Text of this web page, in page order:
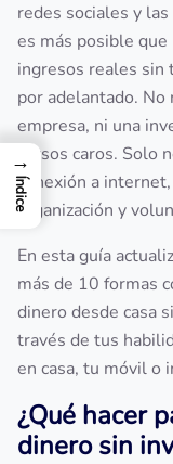
redes sociales y
es más posible que
ingresos reales sin
por adelantado. No
empresa, ni una
cursos caros. Solo
conexión a
organización y
En esta guía
más de 10 formas
dinero desde casa
través de tus
en casa, tu móvil o
¿Qué hacer
dinero sin
→
Índice